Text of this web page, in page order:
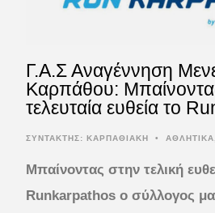
Γ.Α.Σ Αναγέννηση
Καρπάθου:
τελευταία ευθεία το
ΣΥΝΤΆΚΤΗΣ: ΚΑΡΠΑΘΙΑΚΗ • ΑΘΛΗΤΙΚΑ
Μπαίνοντας στην τελική
Runkarpathos ο σύλλογος